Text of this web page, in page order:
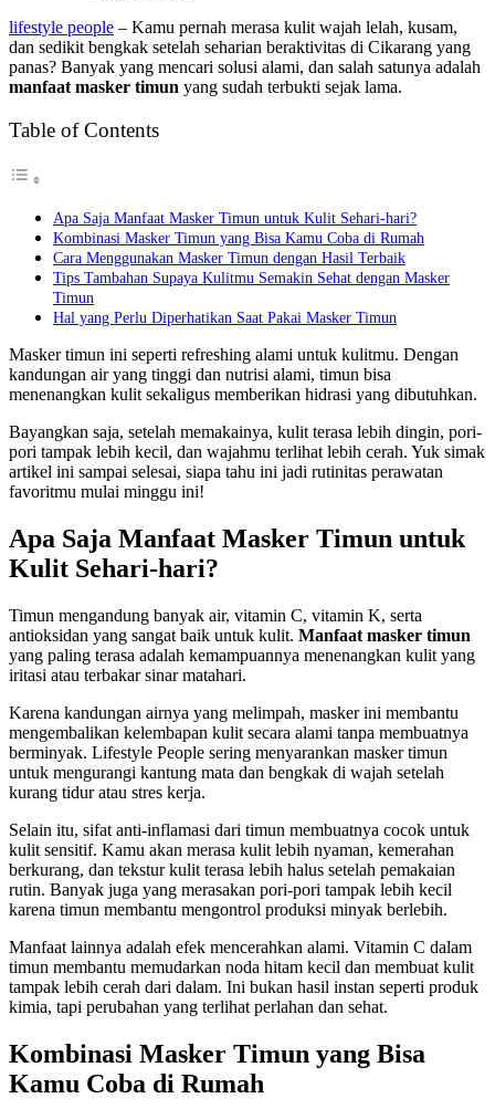
lifestyle people – Kamu pernah merasa kulit wajah lelah, kusam,
dan sedikit bengkak setelah seharian beraktivitas di Cikarang yang
panas? Banyak yang mencari solusi alami, dan salah satunya adalah
manfaat masker timun yang sudah terbukti sejak lama.
Table of Contents
Apa Saja Manfaat Masker Timun untuk Kulit Sehari-hari?
Kombinasi Masker Timun yang Bisa Kamu Coba di Rumah
Cara Menggunakan Masker Timun dengan Hasil Terbaik
Tips Tambahan Supaya Kulitmu Semakin Sehat dengan Masker
Timun
Hal yang Perlu Diperhatikan Saat Pakai Masker Timun
Masker timun ini seperti refreshing alami untuk kulitmu. Dengan
kandungan air yang tinggi dan nutrisi alami, timun bisa
menenangkan kulit sekaligus memberikan hidrasi yang dibutuhkan.
Bayangkan saja, setelah memakainya, kulit terasa lebih dingin, pori-
pori tampak lebih kecil, dan wajahmu terlihat lebih cerah. Yuk simak
artikel ini sampai selesai, siapa tahu ini jadi rutinitas perawatan
favoritmu mulai minggu ini!
Apa Saja Manfaat Masker Timun untuk
Kulit Sehari-hari?
Timun mengandung banyak air, vitamin C, vitamin K, serta
antioksidan yang sangat baik untuk kulit. Manfaat masker timun
yang paling terasa adalah kemampuannya menenangkan kulit yang
iritasi atau terbakar sinar matahari.
Karena kandungan airnya yang melimpah, masker ini membantu
mengembalikan kelembapan kulit secara alami tanpa membuatnya
berminyak. Lifestyle People sering menyarankan masker timun
untuk mengurangi kantung mata dan bengkak di wajah setelah
kurang tidur atau stres kerja.
Selain itu, sifat anti-inflamasi dari timun membuatnya cocok untuk
kulit sensitif. Kamu akan merasa kulit lebih nyaman, kemerahan
berkurang, dan tekstur kulit terasa lebih halus setelah pemakaian
rutin. Banyak juga yang merasakan pori-pori tampak lebih kecil
karena timun membantu mengontrol produksi minyak berlebih.
Manfaat lainnya adalah efek mencerahkan alami. Vitamin C dalam
timun membantu memudarkan noda hitam kecil dan membuat kulit
tampak lebih cerah dari dalam. Ini bukan hasil instan seperti produk
kimia, tapi perubahan yang terlihat perlahan dan sehat.
Kombinasi Masker Timun yang Bisa
Kamu Coba di Rumah